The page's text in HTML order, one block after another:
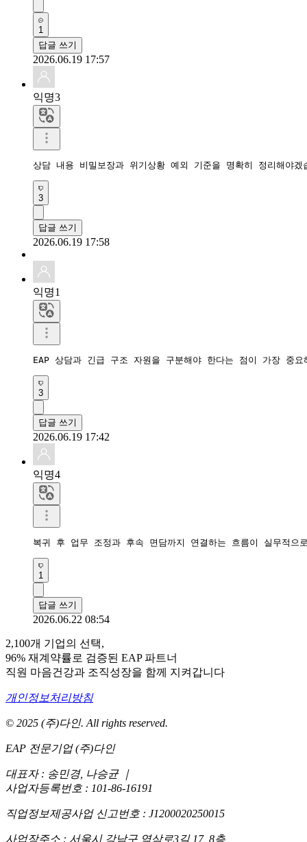
1
답글 쓰기
2026.06.19 17:57
익명3
상담 내용 비밀보장과 위기상황 예외 기준을 명확히 정리해야
3
답글 쓰기
2026.06.19 17:58
익명1
EAP 상담과 긴급 구조 자원을 구분해야 한다는 점이 가장 중
3
답글 쓰기
2026.06.19 17:42
익명4
복귀 후 업무 조정과 후속 면담까지 연결하는 흐름이 실무적
1
답글 쓰기
2026.06.22 08:54
2,100개 기업의 선택,
96% 재계약률로 검증된 EAP 파트너
직원 마음건강과 조직성장을 함께 지켜갑니다
개인정보처리방침
© 2025 (주)다인. All rights reserved.
EAP 전문기업 (주)다인
대표자 : 송민경, 나승균 ｜
사업자등록번호 : 101-86-16191
직업정보제공사업 신고번호 : J1200020250015
사업장주소 : 서울시 강남구 역삼로3길 17, 8층